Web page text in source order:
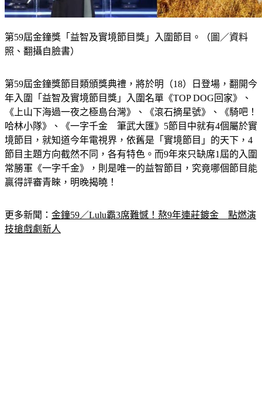
第59屆金鐘獎「益智及實境節目獎」入圍節目。（圖／資料
照、翻攝自臉書）
第59屆金鐘獎節目類頒獎典禮，將於明（18）日登場，翻開今
年入圍「益智及實境節目獎」入圍名單《TOP DOG回家》、
《上山下海過一夜之極島台灣》、《滾石摘星號》、《騎吧！
哈林小隊》、《一字千金　筆武大匯》5節目中就有4個屬於實
境節目，就知道今年電視界，依舊是「實境節目」的天下，4
節目主題方向截然不同，各有特色。而9年來只缺席1屆的入圍
常勝軍《一字千金》，則是唯一的益智節目，究竟哪個節目能
贏得評審青睞，明晚揭曉！
更多新聞： 金鐘59／Lulu霸3席難憾！熬9年連莊鍍金　點燃演
技搶戲劇新人